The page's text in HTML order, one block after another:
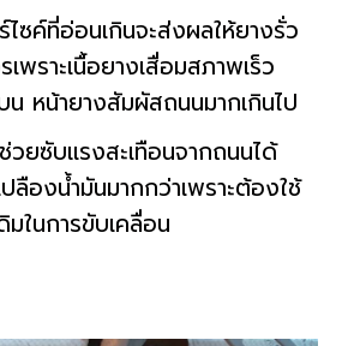
ไซค์ที่อ่อนเกินจะส่งผลให้ยางรั่ว
เพราะเนื้อยางเสื่อมสภาพเร็ว
น หน้ายางสัมผัสถนนมากเกินไป
วยซับแรงสะเทือนจากถนนได้
ลืองน้ำมันมากกว่าเพราะต้องใช้
มในการขับเคลื่อน